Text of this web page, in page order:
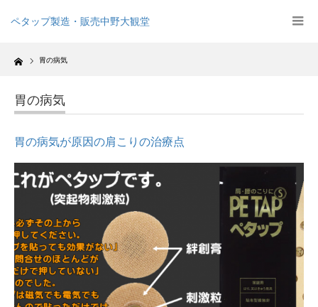
ペタップ製造・販売中野大観堂
Home 胃の病気
胃の病気
胃の病気が原因の肩こりの治療点